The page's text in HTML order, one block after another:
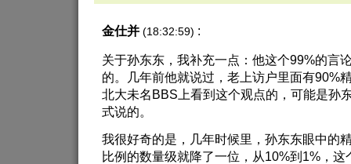
金仕并 (18:32:59) :
关于孙东东，我补充一点：他这个99%的言
的。几年前他就说过，老上访户里面有90%
北大未名BBS上看到这个观点的，可能是孙
式说的。
我很好奇的是，几年时候里，孙东东眼中的
比例的数量级就降了一位，从10%到1%，这